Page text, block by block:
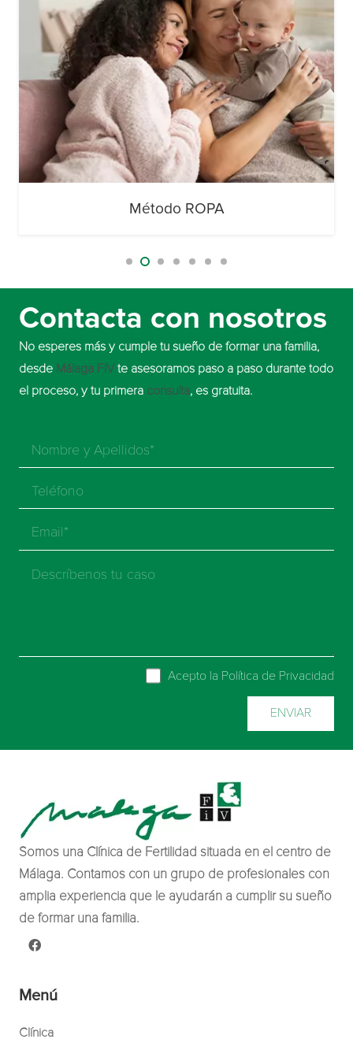
Método ROPA
Contacta con nosotros
No esperes más y cumple tu sueño de formar una familia,
desde Málaga FIV te asesoramos paso a paso durante todo
el proceso, y tu primera consulta, es gratuita.
Acepto la Política de Privacidad
Somos una Clínica de Fertilidad situada en el centro de
Málaga. Contamos con un grupo de profesionales con
amplia experiencia que le ayudarán a cumplir su sueño
de formar una familia.
Menú
Clínica